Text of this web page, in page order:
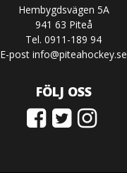
Hembygdsvägen 5A
941 63 Piteå
Tel. 0911-189 94
E-post info@piteahockey.se
FÖLJ OSS